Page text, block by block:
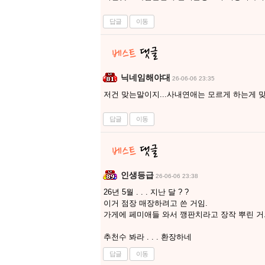
답글 이동
닉네임해야대 26-06-06 23:35
저건 맞는말이지...사내연애는 모르게 하는게
답글 이동
인생등급 26-06-06 23:38
26년 5월 . . . 지난 달 ? ?
이거 점장 매장하려고 쓴 거임.
가게에 페미애들 와서 깽판치라고 장작 뿌린
추천수 봐라 . . . 환장하네
답글 이동